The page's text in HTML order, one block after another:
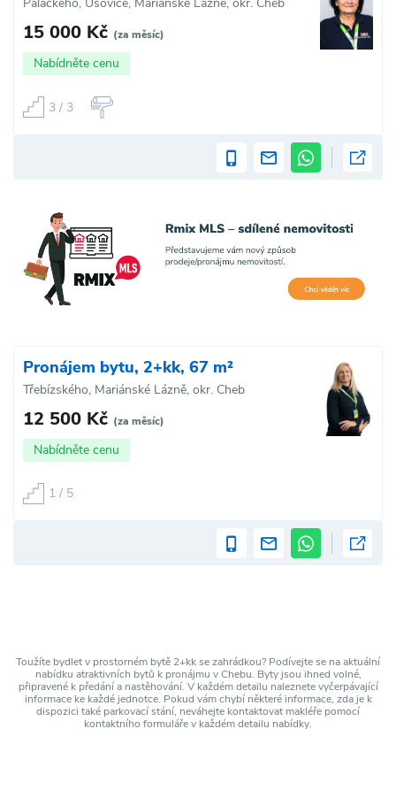
15 000 Kč (za měsíc)
Nabídněte cenu
3 / 3
Pronájem bytu, 2+kk, 67 m²
Třebízského, Mariánské Lázně, okr. Cheb
12 500 Kč (za měsíc)
Nabídněte cenu
1 / 5
Toužíte bydlet v prostorném bytě 2+kk se zahrádkou? Podívejte se na aktuální
nabídku atraktivních bytů k pronájmu v Chebu. Byty jsou ihned volné,
připravené k předání a nastěhování. V každém detailu naleznete vyčerpávající
informace ke každé jednotce. Pokud vám chybí některé informace, zda je k
dispozici také parkovací stání, neváhejte kontaktovat makléře pomocí
kontaktního formuláře v každém detailu nabídky.